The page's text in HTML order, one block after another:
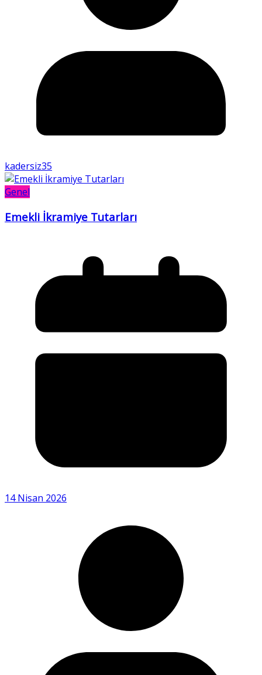
kadersiz35
Genel
Emekli İkramiye Tutarları
14 Nisan 2026